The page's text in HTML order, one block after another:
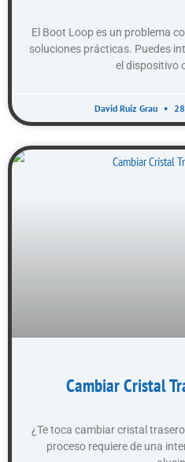
El Boot Loop es un problema
soluciones prácticas. Puedes
el dispositivo
David Ruiz Grau
Cambiar Cristal
¿Te toca cambiar cristal
proceso requiere de una